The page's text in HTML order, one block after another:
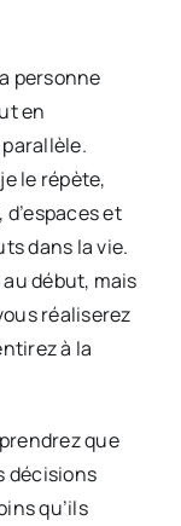
personne
en
le répète,
et
dans la vie.
début, mais
réaliserez
à la
que
décisions
qu’ils